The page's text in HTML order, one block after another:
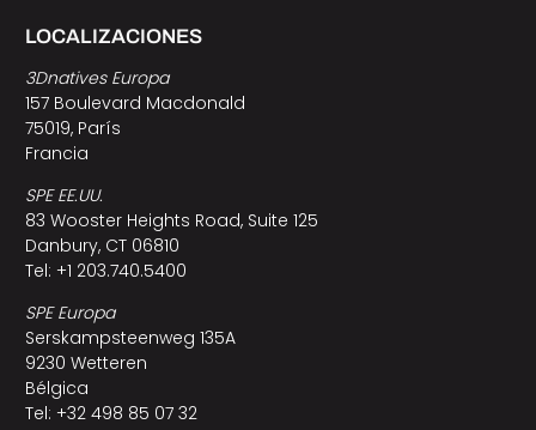
LOCALIZACIONES
3Dnatives Europa
157 Boulevard Macdonald
75019, París
Francia
SPE EE.UU.
83 Wooster Heights Road, Suite 125
Danbury, CT 06810
Tel: +1 203.740.5400
SPE Europa
Serskampsteenweg 135A
9230 Wetteren
Bélgica
Tel: +32 498 85 07 32